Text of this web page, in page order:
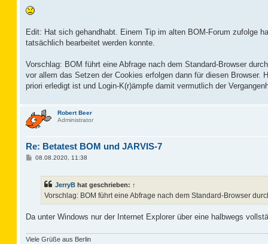
Edit: Hat sich gehandhabt. Einem Tip im alten BOM-Forum zufolge
tatsächlich bearbeitet werden konnte.
Vorschlag: BOM führt eine Abfrage nach dem Standard-Browser
vor allem das Setzen der Cookies erfolgen dann für diesen
priori erledigt ist und Login-K(r)ämpfe damit vermutlich der
Robert Beer
Administrator
Re: Betatest BOM und JARVIS-7
B08.08.2020, 11:38
JerryB hat geschrieben: ↑
Vorschlag: BOM führt eine Abfrage nach dem Standard-Browser
Da unter Windows nur der Internet Explorer über eine halbwegs
Viele Grüße aus Berlin